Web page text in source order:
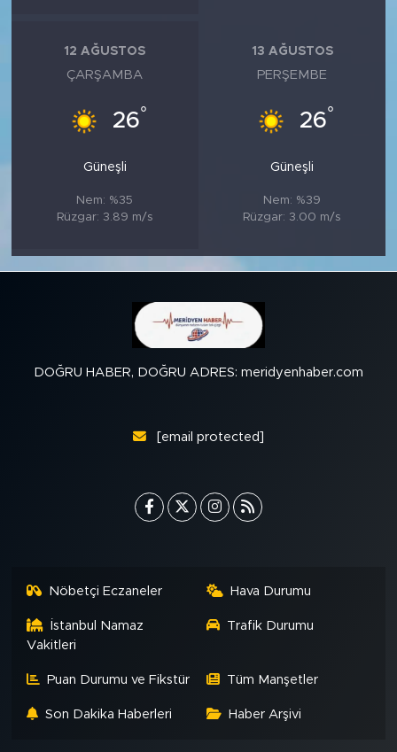
12 AĞUSTOS
ÇARŞAMBA
26°
Güneşli
Nem: %35
Rüzgar: 3.89 m/s
13 AĞUSTOS
PERŞEMBE
26°
Güneşli
Nem: %39
Rüzgar: 3.00 m/s
DOĞRU HABER, DOĞRU ADRES: meridyenhaber.com
[email protected]
Nöbetçi Eczaneler Hava Durumu
İstanbul Namaz
Vakitleri
Trafik Durumu
Puan Durumu ve Fikstür Tüm Manşetler
Son Dakika Haberleri Haber Arşivi